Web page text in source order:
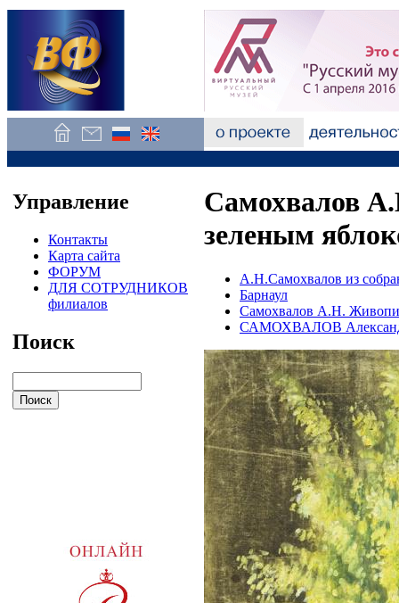
Управление
Контакты
Карта сайта
ФОРУМ
ДЛЯ СОТРУДНИКОВ
филиалов
Поиск
Самохвалов
зеленым
А.Н.Самохвалов из
Барнаул
Самохвалов А.Н.
САМОХВАЛОВ